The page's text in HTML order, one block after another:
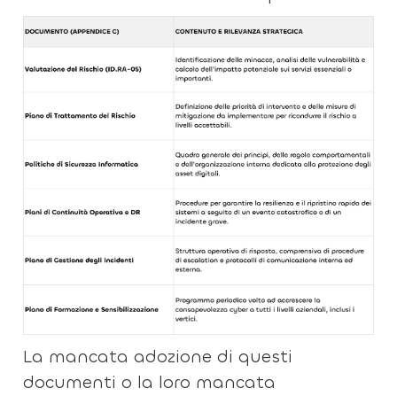
La mancata adozione di questi
documenti o la loro mancata